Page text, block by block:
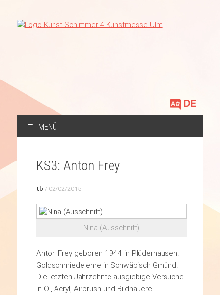
Sprache
auswählen
MENÜ
SPRINGEN
KS3: Anton Frey
tb / 02/02/2015
Nina (Ausschnitt)
Anton Frey geboren 1944 in Plüderhausen.
Goldschmiedelehre in Schwäbisch Gmünd.
Die letzten Jahrzehnte ausgiebige Versuche
in Öl, Acryl, Airbrush und Bildhauerei.